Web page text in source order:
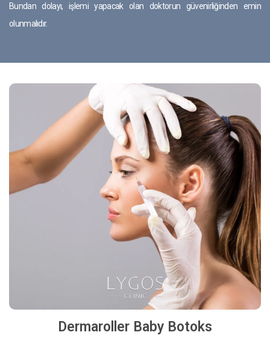
Bundan dolayı, işlemi yapacak olan doktorun güvenirliğinden emin
olunmalıdır.
Dermaroller Baby Botoks